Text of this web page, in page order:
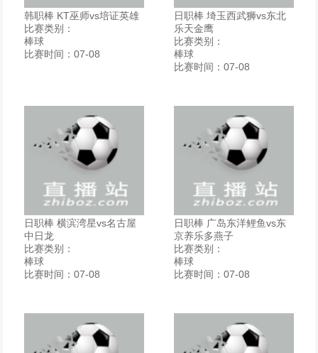
韩职棒 KT巫师vs培证英雄
比赛类别：
棒球
比赛时间：07-08
日职棒 埼玉西武狮vs东北
乐天金鹰
比赛类别：
棒球
比赛时间：07-08
日职棒 横滨湾星vs名古屋
中日龙
比赛类别：
棒球
比赛时间：07-08
日职棒 广岛东洋鲤鱼vs东
京养乐多燕子
比赛类别：
棒球
比赛时间：07-08